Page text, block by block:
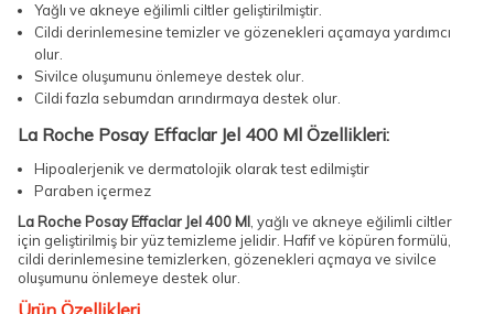
Yağlı ve akneye eğilimli ciltler geliştirilmiştir.
Cildi derinlemesine temizler ve gözenekleri açamaya yardımcı
olur.
Sivilce oluşumunu önlemeye destek olur.
Cildi fazla sebumdan arındırmaya destek olur.
La Roche Posay Effaclar Jel 400 Ml Özellikleri:
Hipoalerjenik ve dermatolojik olarak test edilmiştir
Paraben içermez
La Roche Posay Effaclar Jel 400 Ml, yağlı ve akneye eğilimli ciltler
için geliştirilmiş bir yüz temizleme jelidir. Hafif ve köpüren formülü,
cildi derinlemesine temizlerken, gözenekleri açmaya ve sivilce
oluşumunu önlemeye destek olur.